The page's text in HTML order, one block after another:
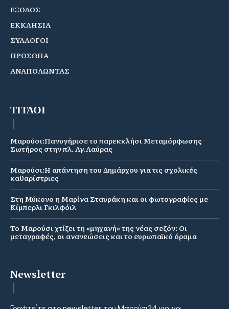
ΕΞΟΔΟΣ
ΕΚΚΛΗΣΙΑ
ΣΥΛΛΟΓΟΙ
ΠΡΟΣΩΠΑ
ΑΝΑΠΟΛΩΝΤΑΣ
ΤΙΤΛΟΙ
Μαρούσι:Πανυγήρισε το παρεκκλήσι Μεταμόρφωσης
Σωτήρος στην πλ. Αγ.Λαύρας
Μαρούσι:Η απάντηση του Δημάρχου για τις σχολικές
καθαρίστριες
Στη Μύκονο η Μαρίνα Σταυράκη και οι φωτογραφίες με
Κίμπερλι Γκιλφόιλ
Το Μαρούσι χτίζει τη «μηχανή» της νέας σεζόν: Οι
μεταγραφές, οι ανανεώσεις και το ευρωπαϊκό όραμα
Newsletter